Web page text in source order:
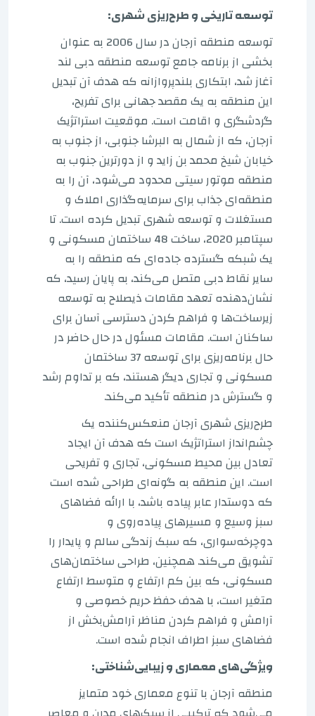
توسعه تاریخی و طرح‌ریزی شهری:
توسعه منطقه آرجان در سال 2006 به عنوان
بخشی از برنامه جامع توسعه منطقه دبی لند
آغاز شد، ابتکاری بلندپروازانه که هدف آن تبدیل
این منطقه به یک مقصد جهانی برای تفریح،
گردشگری و اقامت است. موقعیت استراتژیک
آرجان، که از شمال به البرشا جنوبی، از جنوب به
خیابان شیخ محمد بن زاید و از دورترین جنوب به
منطقه موتور سیتی محدود می‌شود، آن را به
منطقه‌ای جذاب برای سرمایه‌گذاری املاک و
مستغلات و توسعه شهری تبدیل کرده است. تا
سپتامبر 2020، ساخت 48 ساختمان مسکونی و
یک شبکه گسترده جاده‌ای که منطقه را به
سایر نقاط دبی متصل می‌کند، به پایان رسید، که
نشان‌دهنده تعهد مقامات ذیصلاح به توسعه
زیرساخت‌ها و فراهم کردن دسترسی آسان برای
ساکنان است. مقامات مسئول در حال حاضر در
حال برنامه‌ریزی برای توسعه 37 ساختمان
مسکونی و تجاری دیگر هستند، که بر تداوم رشد
و گسترش در منطقه تأکید می‌کند.
طرح‌ریزی شهری آرجان منعکس‌کننده یک
چشم‌انداز استراتژیک است که هدف آن ایجاد
تعادل بین محیط مسکونی، تجاری و تفریحی
است. این منطقه به گونه‌ای طراحی شده است
که دوستدار عابر پیاده باشد، با ارائه فضاهای
سبز وسیع و مسیرهای پیاده‌روی و
دوچرخه‌سواری، که سبک زندگی سالم و پایدار را
تشویق می‌کند. همچنین، طراحی ساختمان‌های
مسکونی، که بین کم ارتفاع و متوسط ​​ارتفاع
متغیر است، با هدف حفظ حریم خصوصی و
آرامش و فراهم کردن مناظر آرامش‌بخش از
فضاهای سبز اطراف انجام شده است.
ویژگی‌های معماری و زیبایی‌شناختی:
منطقه آرجان با تنوع معماری خود متمایز